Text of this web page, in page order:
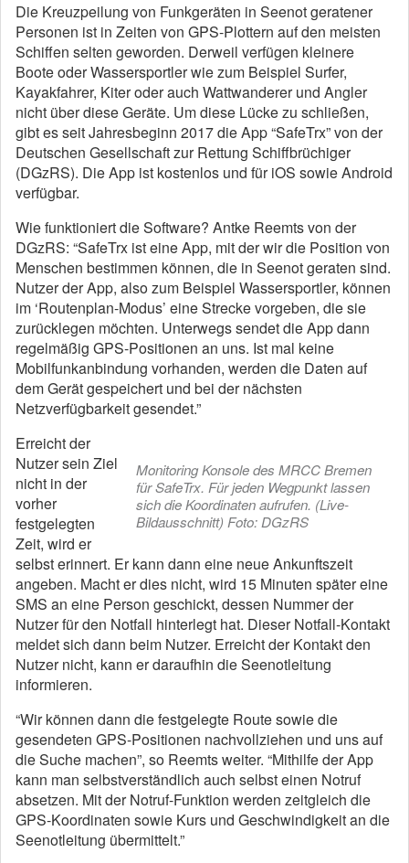
Die Kreuzpeilung von Funkgeräten in Seenot geratener
Personen ist in Zeiten von GPS-Plottern auf den meisten
Schiffen selten geworden. Derweil verfügen kleinere
Boote oder Wassersportler wie zum Beispiel Surfer,
Kayakfahrer, Kiter oder auch Wattwanderer und Angler
nicht über diese Geräte. Um diese Lücke zu schließen,
gibt es seit Jahresbeginn 2017 die App “SafeTrx” von der
Deutschen Gesellschaft zur Rettung Schiffbrüchiger
(DGzRS). Die App ist kostenlos und für iOS sowie Android
verfügbar.
Wie funktioniert die Software? Antke Reemts von der
DGzRS: “SafeTrx ist eine App, mit der wir die Position von
Menschen bestimmen können, die in Seenot geraten sind.
Nutzer der App, also zum Beispiel Wassersportler, können
im ‘Routenplan-Modus’ eine Strecke vorgeben, die sie
zurücklegen möchten. Unterwegs sendet die App dann
regelmäßig GPS-Positionen an uns. Ist mal keine
Mobilfunkanbindung vorhanden, werden die Daten auf
dem Gerät gespeichert und bei der nächsten
Netzverfügbarkeit gesendet.”
Monitoring Konsole des MRCC Bremen
für SafeTrx. Für jeden Wegpunkt lassen
sich die Koordinaten aufrufen. (Live-
Bildausschnitt) Foto: DGzRS
Erreicht der
Nutzer sein Ziel
nicht in der
vorher
festgelegten
Zeit, wird er
selbst erinnert. Er kann dann eine neue Ankunftszeit
angeben. Macht er dies nicht, wird 15 Minuten später eine
SMS an eine Person geschickt, dessen Nummer der
Nutzer für den Notfall hinterlegt hat. Dieser Notfall-Kontakt
meldet sich dann beim Nutzer. Erreicht der Kontakt den
Nutzer nicht, kann er daraufhin die Seenotleitung
informieren.
“Wir können dann die festgelegte Route sowie die
gesendeten GPS-Positionen nachvollziehen und uns auf
die Suche machen”, so Reemts weiter. “Mithilfe der App
kann man selbstverständlich auch selbst einen Notruf
absetzen. Mit der Notruf-Funktion werden zeitgleich die
GPS-Koordinaten sowie Kurs und Geschwindigkeit an die
Seenotleitung übermittelt.”